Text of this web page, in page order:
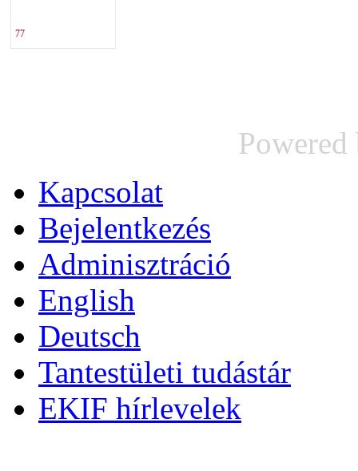
77
Kapcsolat
Bejelentkezés
Adminisztráció
English
Deutsch
Tantestületi tudástár
EKIF hírlevelek